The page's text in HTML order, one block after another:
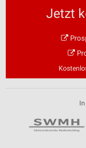
Jetzt